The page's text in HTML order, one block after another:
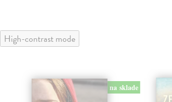
High-contrast mode
na sklade